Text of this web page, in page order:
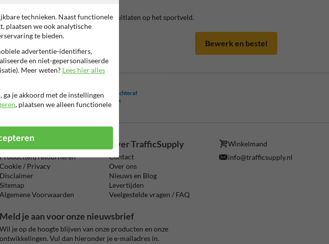
GEEN honden honden uitlaten op het sportveld.
Bewerk en bestel
Betaling achteraf
is mogelijk
Informatie
Product(en) retourneren
Cookie / Privacy
Disclaimer
Sitemap
Algemene Voorwaarden
Over TrafficSupply
Contact
Over ons
Nieuws en Blog
Levertijden
Veelgestelde vragen / FAQ
Winkelmand
info@trafficsupply.nl
Meld je aan voor onze nieuwsbrief
Wil je op de hoogte blijven van onze producten en onze
ontwikkelingen. Vul dan hieronder je e-mailadres in.
technieken. Naast functionele
plaatsen we ook analytische
te bieden.
advertentie-identifiers,
en niet-gepersonaliseerde
Meer weten? Lees hier alles
je akkoord met de instellingen
, plaatsen we alleen functionele